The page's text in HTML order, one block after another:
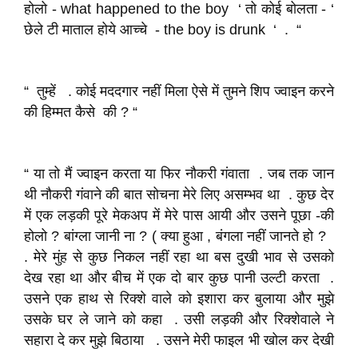
होलो - what happened to the boy ‘ तो कोई बोलता - ‘
छेले टी माताल होये आच्चे - the boy is drunk ‘ . “
“ तुम्हें . कोई मददगार नहीं मिला ऐसे में तुमने शिप ज्वाइन करने
की हिम्मत कैसे की ? “
“ या तो मैं ज्वाइन करता या फिर नौकरी गंवाता . जब तक जान
थी नौकरी गंवाने की बात सोचना मेरे लिए असम्भव था . कुछ देर
में एक लड़की पूरे मेकअप में मेरे पास आयी और उसने पूछा -की
होलो ? बांग्ला जानी ना ? ( क्या हुआ , बंगला नहीं जानते हो ?
. मेरे मुंह से कुछ निकल नहीं रहा था बस दुखी भाव से उसको
देख रहा था और बीच में एक दो बार कुछ पानी उल्टी करता .
उसने एक हाथ से रिक्शे वाले को इशारा कर बुलाया और मुझे
उसके घर ले जाने को कहा . उसी लड़की और रिक्शेवाले ने
सहारा दे कर मुझे बिठाया . उसने मेरी फाइल भी खोल कर देखी